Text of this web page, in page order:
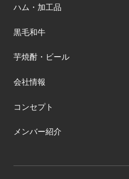
ハム・加工品
黒毛和牛
芋焼酎・ビール
会社情報
コンセプト
メンバー紹介